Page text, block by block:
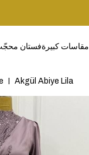
فستانمقاسات كبيرة
Akgül Abiye Lila